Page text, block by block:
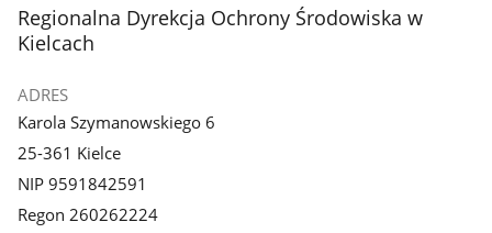
stopka
Regionalna Dyrekcja Ochrony Środowiska w
Kielcach
ADRES
Karola Szymanowskiego 6
25-361 Kielce
NIP 9591842591
Regon 260262224